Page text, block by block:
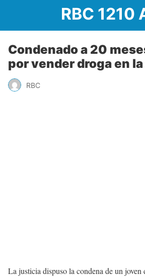
RBC 1210
Condenado a 20
por vender droga en
RBC
La justicia dispuso la condena de un